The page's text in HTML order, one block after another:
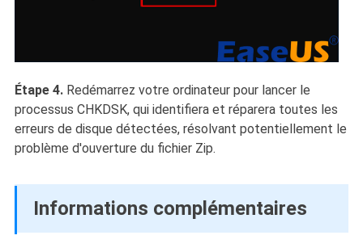
Étape 4.Redémarrez votre ordinateur pour lancer le
processus CHKDSK, qui identifiera et réparera toutes les
erreurs de disque détectées, résolvant potentiellement le
problème d'ouverture du fichier Zip.
Informations complémentaires